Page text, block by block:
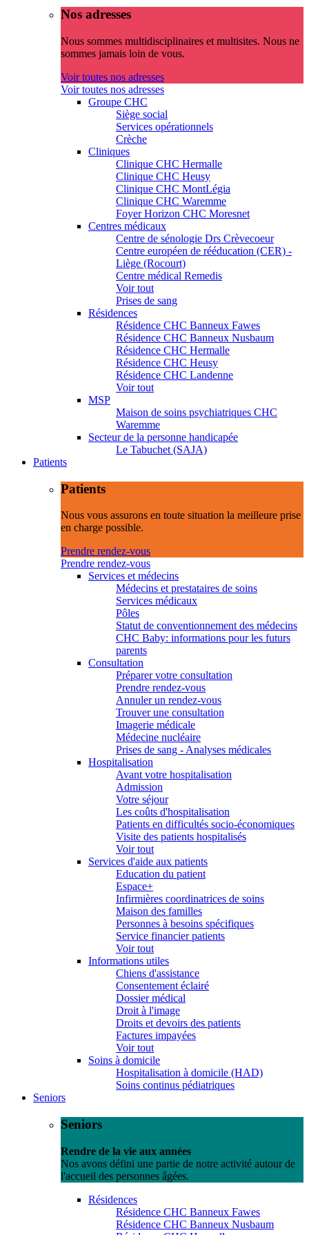
Nos adresses
Nous sommes multidisciplinaires et multisites. Nous ne
sommes jamais loin de vous.
Voir toutes nos adresses
Voir toutes nos adresses
Groupe CHC
Siège social
Services opérationnels
Crèche
Cliniques
Clinique CHC Hermalle
Clinique CHC Heusy
Clinique CHC MontLégia
Clinique CHC Waremme
Foyer Horizon CHC Moresnet
Centres médicaux
Centre de sénologie Drs Crèvecoeur
Centre européen de rééducation (CER) -
Liège (Rocourt)
Centre médical Remedis
Voir tout
Prises de sang
Résidences
Résidence CHC Banneux Fawes
Résidence CHC Banneux Nusbaum
Résidence CHC Hermalle
Résidence CHC Heusy
Résidence CHC Landenne
Voir tout
MSP
Maison de soins psychiatriques CHC
Waremme
Secteur de la personne handicapée
Le Tabuchet (SAJA)
Patients
Patients
Nous vous assurons en toute situation la meilleure prise
en charge possible.
Prendre rendez-vous
Prendre rendez-vous
Services et médecins
Médecins et prestataires de soins
Services médicaux
Pôles
Statut de conventionnement des médecins
CHC Baby: informations pour les futurs
parents
Consultation
Préparer votre consultation
Prendre rendez-vous
Annuler un rendez-vous
Trouver une consultation
Imagerie médicale
Médecine nucléaire
Prises de sang - Analyses médicales
Hospitalisation
Avant votre hospitalisation
Admission
Votre séjour
Les coûts d'hospitalisation
Patients en difficultés socio-économiques
Visite des patients hospitalisés
Voir tout
Services d'aide aux patients
Education du patient
Espace+
Infirmières coordinatrices de soins
Maison des familles
Personnes à besoins spécifiques
Service financier patients
Voir tout
Informations utiles
Chiens d'assistance
Consentement éclairé
Dossier médical
Droit à l'image
Droits et devoirs des patients
Factures impayées
Voir tout
Soins à domicile
Hospitalisation à domicile (HAD)
Soins continus pédiatriques
Seniors
Seniors
Rendre de la vie aux années
Nos avons défini une partie de notre activité autour de
l'accueil des personnes âgées.
Résidences
Résidence CHC Banneux Fawes
Résidence CHC Banneux Nusbaum